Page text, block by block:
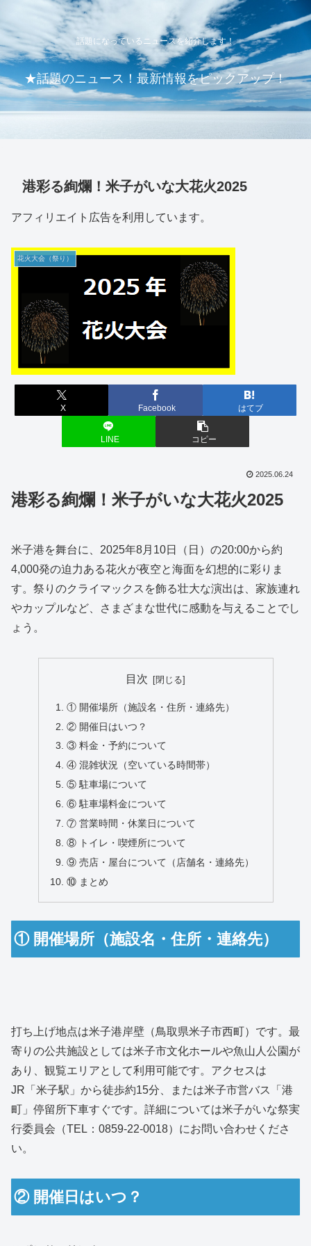
話題になっているニュースを紹介します！
★話題のニュース！最新情報をピックアップ！
港彩る絢爛！米子がいな大花火2025
アフィリエイト広告を利用しています。
花火大会（祭り）
X Facebook はてブ
LINE コピー
2025.06.24
港彩る絢爛！米子がいな大花火2025
米子港を舞台に、2025年8月10日（日）の20:00から約
4,000発の迫力ある花火が夜空と海面を幻想的に彩りま
す。祭りのクライマックスを飾る壮大な演出は、家族連れ
やカップルなど、さまざまな世代に感動を与えることでし
ょう。
目次
① 開催場所（施設名・住所・連絡先）
② 開催日はいつ？
③ 料金・予約について
④ 混雑状況（空いている時間帯）
⑤ 駐車場について
⑥ 駐車場料金について
⑦ 営業時間・休業日について
⑧ トイレ・喫煙所について
⑨ 売店・屋台について（店舗名・連絡先）
⑩ まとめ
① 開催場所（施設名・住所・連絡先）
打ち上げ地点は米子港岸壁（鳥取県米子市西町）です。最
寄りの公共施設としては米子市文化ホールや魚山人公園が
あり、観覧エリアとして利用可能です。アクセスは
JR「米子駅」から徒歩約15分、または米子市営バス「港
町」停留所下車すぐです。詳細については米子がいな祭実
行委員会（TEL：0859-22-0018）にお問い合わせくださ
い。
② 開催日はいつ？